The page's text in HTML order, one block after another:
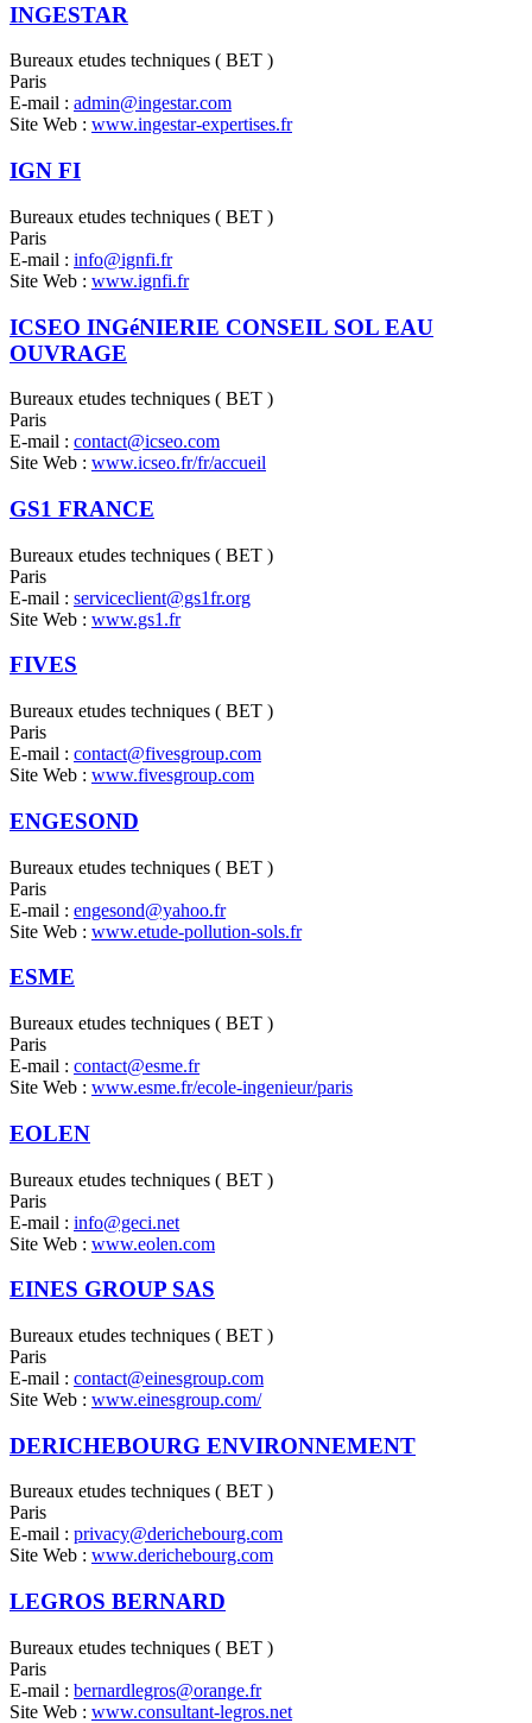
INGESTAR
Bureaux etudes techniques ( BET )
Paris
E-mail : admin@ingestar.com
Site Web : www.ingestar-expertises.fr
IGN FI
Bureaux etudes techniques ( BET )
Paris
E-mail : info@ignfi.fr
Site Web : www.ignfi.fr
ICSEO INGéNIERIE CONSEIL SOL EAU
OUVRAGE
Bureaux etudes techniques ( BET )
Paris
E-mail : contact@icseo.com
Site Web : www.icseo.fr/fr/accueil
GS1 FRANCE
Bureaux etudes techniques ( BET )
Paris
E-mail : serviceclient@gs1fr.org
Site Web : www.gs1.fr
FIVES
Bureaux etudes techniques ( BET )
Paris
E-mail : contact@fivesgroup.com
Site Web : www.fivesgroup.com
ENGESOND
Bureaux etudes techniques ( BET )
Paris
E-mail : engesond@yahoo.fr
Site Web : www.etude-pollution-sols.fr
ESME
Bureaux etudes techniques ( BET )
Paris
E-mail : contact@esme.fr
Site Web : www.esme.fr/ecole-ingenieur/paris
EOLEN
Bureaux etudes techniques ( BET )
Paris
E-mail : info@geci.net
Site Web : www.eolen.com
EINES GROUP SAS
Bureaux etudes techniques ( BET )
Paris
E-mail : contact@einesgroup.com
Site Web : www.einesgroup.com/
DERICHEBOURG ENVIRONNEMENT
Bureaux etudes techniques ( BET )
Paris
E-mail : privacy@derichebourg.com
Site Web : www.derichebourg.com
LEGROS BERNARD
Bureaux etudes techniques ( BET )
Paris
E-mail : bernardlegros@orange.fr
Site Web : www.consultant-legros.net